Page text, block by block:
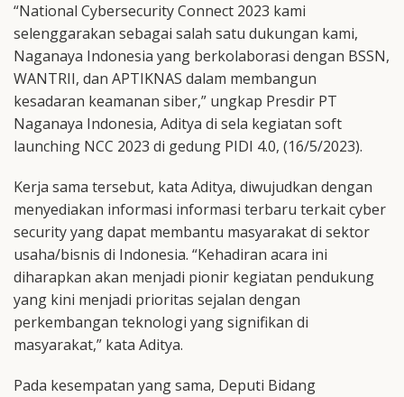
“National Cybersecurity Connect 2023 kami
selenggarakan sebagai salah satu dukungan kami,
Naganaya Indonesia yang berkolaborasi dengan BSSN,
WANTRII, dan APTIKNAS dalam membangun
kesadaran keamanan siber,” ungkap Presdir PT
Naganaya Indonesia, Aditya di sela kegiatan soft
launching NCC 2023 di gedung PIDI 4.0, (16/5/2023).
Kerja sama tersebut, kata Aditya, diwujudkan dengan
menyediakan informasi informasi terbaru terkait cyber
security yang dapat membantu masyarakat di sektor
usaha/bisnis di Indonesia. “Kehadiran acara ini
diharapkan akan menjadi pionir kegiatan pendukung
yang kini menjadi prioritas sejalan dengan
perkembangan teknologi yang signifikan di
masyarakat,” kata Aditya.
Pada kesempatan yang sama, Deputi Bidang